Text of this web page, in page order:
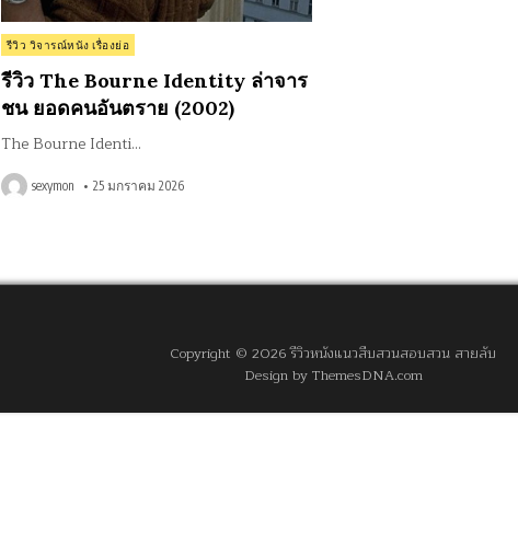
Posted
in
รีวิว วิจารณ์หนัง เรื่องย่อ
รีวิว The Bourne Identity ล่าจาร
ชน ยอดคนอันตราย (2002)
The Bourne Identi…
sexymon 25 มกราคม 2026
Copyright © 2026 รีวิวหนังแนวสืบสวนสอบสวน สายลับ
Design by ThemesDNA.com